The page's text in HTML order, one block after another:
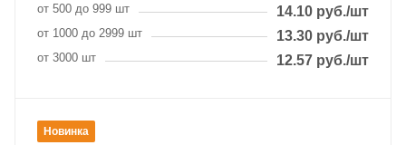
от 500 до 999 шт 14.10 руб./шт
от 1000 до 2999 шт 13.30 руб./шт
от 3000 шт 12.57 руб./шт
Новинка